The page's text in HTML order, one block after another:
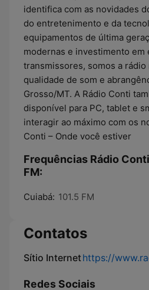
identifica com as novidades
do entretenimento e da
equipamentos de última
modernas e investimento em
transmissores, somos a
qualidade de som e
Grosso/MT. A Rádio Conti
disponível para PC, tablet e
interagir ao máximo com os
Conti – Onde você estiver
Frequências Rádio
FM:
Cuiabá: 101.5 FM
Contatos
Sítio Internethttps://
Redes Sociais